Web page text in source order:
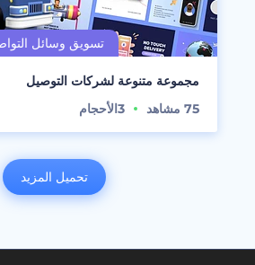
مجموعة متنوعة لشركات التوصيل
75 مشاهد 3الأحجام
تحميل المزيد